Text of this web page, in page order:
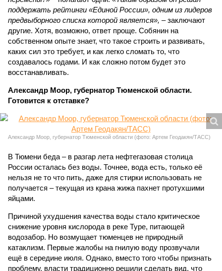
поддержать рейтинги «Единой России», одним из лидеров
предвыборного списка которой является», – заключают
другие. Хотя, возможно, ответ проще. Собянин на
собственном опыте знает, что такое строить и развивать,
каких сил это требует, и как легко сломать то, что
создавалось годами. И как сложно потом будет это
восстанавливать.
Александр Моор, губернатор Тюменской области.
Готовится к отставке?
Александр Моор, губернатор Тюменской области (фото: Артем Геодакян/ТАСС)
В Тюмени беда – в разгар лета нефтегазовая столица
России осталась без воды. Точнее, вода есть, только её
нельзя не то что пить, даже для стирки использовать не
получается – текущая из крана жижа пахнет протухшими
яйцами.
Причиной ухудшения качества воды стало критическое
снижение уровня кислорода в реке Туре, питающей
водозабор. Но возмущает тюменцев не природный
катаклизм. Первые жалобы на гнилую воду прозвучали
ещё в середине июля. Однако, вместо того чтобы признать
проблему, власти традиционно решили сделать вид, что